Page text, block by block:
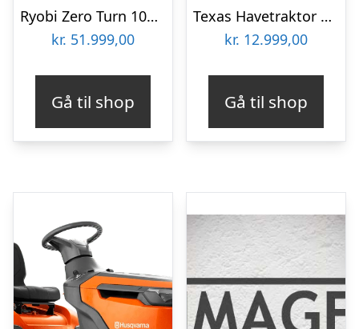
Ryobi Zero Turn 106 cm havetraktor, med 48V (100AH) – ZTR480EX – UDG.
kr. 51.999,00
Gå til shop
Texas Havetraktor Rider 7600E 2i1
kr. 12.999,00
Gå til shop